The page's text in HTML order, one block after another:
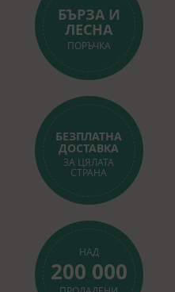
БЪРЗА И
ЛЕСНА
ПОРЪЧКА
БЕЗПЛАТНА
ДОСТАВКА
ЗА ЦЯЛАТА
СТРАНА
НАД
200 000